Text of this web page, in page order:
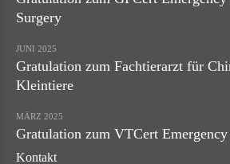
Surgery
JUNI 2025
Gratulation zum Fachtierarzt für
Kleintiere
MÄRZ 2025
Gratulation zum VTCert
Kontakt